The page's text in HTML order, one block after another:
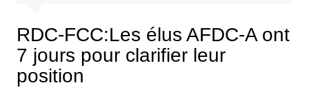
RDC-FCC:Les élus AFDC-A ont
7 jours pour clarifier leur
position